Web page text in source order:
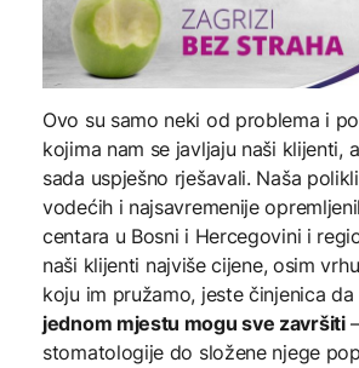
Ovo su samo neki od problema i
kojima nam se javljaju naši klijenti,
sada uspješno rješavali. Naša
vodećih i najsavremenije
centara u Bosni i Hercegovini i
naši klijenti najviše cijene, osim
koju im pružamo, jeste činjenica
jednom mjestu mogu sve završiti
stomatologije do složene njege